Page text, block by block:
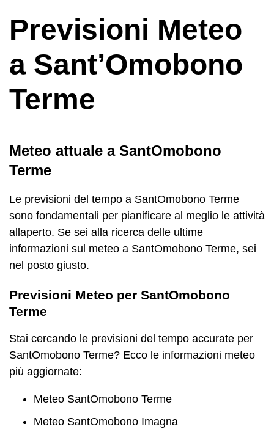
Previsioni Meteo
a Sant’Omobono
Terme
Meteo attuale a SantOmobono
Terme
Le previsioni del tempo a SantOmobono Terme
sono fondamentali per pianificare al meglio le attività
allaperto. Se sei alla ricerca delle ultime
informazioni sul meteo a SantOmobono Terme, sei
nel posto giusto.
Previsioni Meteo per SantOmobono
Terme
Stai cercando le previsioni del tempo accurate per
SantOmobono Terme? Ecco le informazioni meteo
più aggiornate:
Meteo SantOmobono Terme
Meteo SantOmobono Imagna